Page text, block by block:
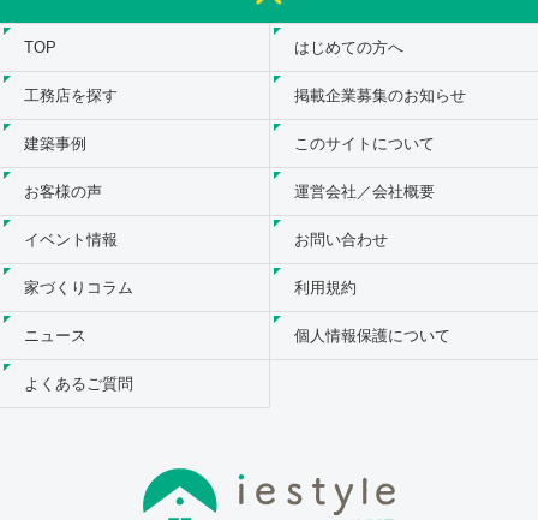
TOP
工務店を探す
建築事例
お客様の声
イベント情報
家づくりコラム
ニュース
よくあるご質問
はじめての方へ
掲載企業募集のお知らせ
このサイトについて
運営会社／会社概要
お問い合わせ
利用規約
個人情報保護について